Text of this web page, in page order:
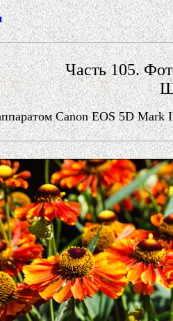
Часть 105.
Canon EOS 5D Mark II